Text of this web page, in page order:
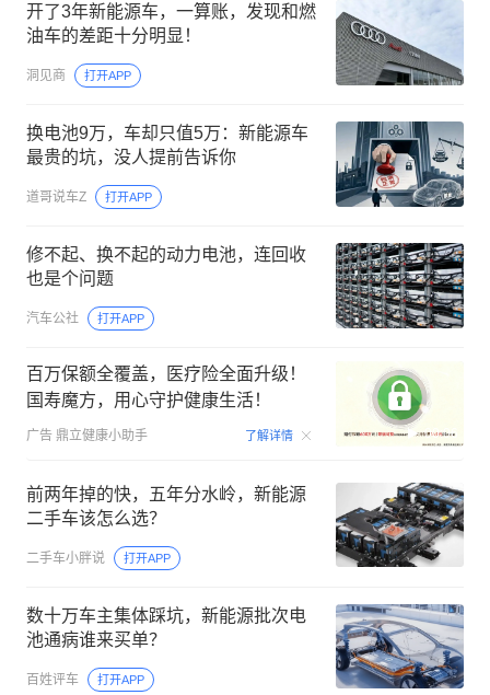
开了3年新能源车，一算账，发现和燃
油车的差距十分明显！
洞见商 打开APP
换电池9万，车却只值5万：新能源车
最贵的坑，没人提前告诉你
道哥说车Z 打开APP
修不起、换不起的动力电池，连回收
也是个问题
汽车公社 打开APP
百万保额全覆盖，医疗险全面升级！
国寿魔方，用心守护健康生活！
广告 鼎立健康小助手 了解详情 00:06
前两年掉的快，五年分水岭，新能源
二手车该怎么选？
二手车小胖说 打开APP
数十万车主集体踩坑，新能源批次电
池通病谁来买单？
百姓评车 打开APP